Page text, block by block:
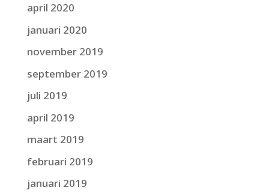
april 2020
januari 2020
november 2019
september 2019
juli 2019
april 2019
maart 2019
februari 2019
januari 2019